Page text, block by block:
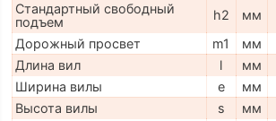
Стандартный свободный
подъем
h2 мм
Дорожный просвет
m1 мм
Длина вил
l мм
Ширина вилы
e мм
Высота вилы
s мм